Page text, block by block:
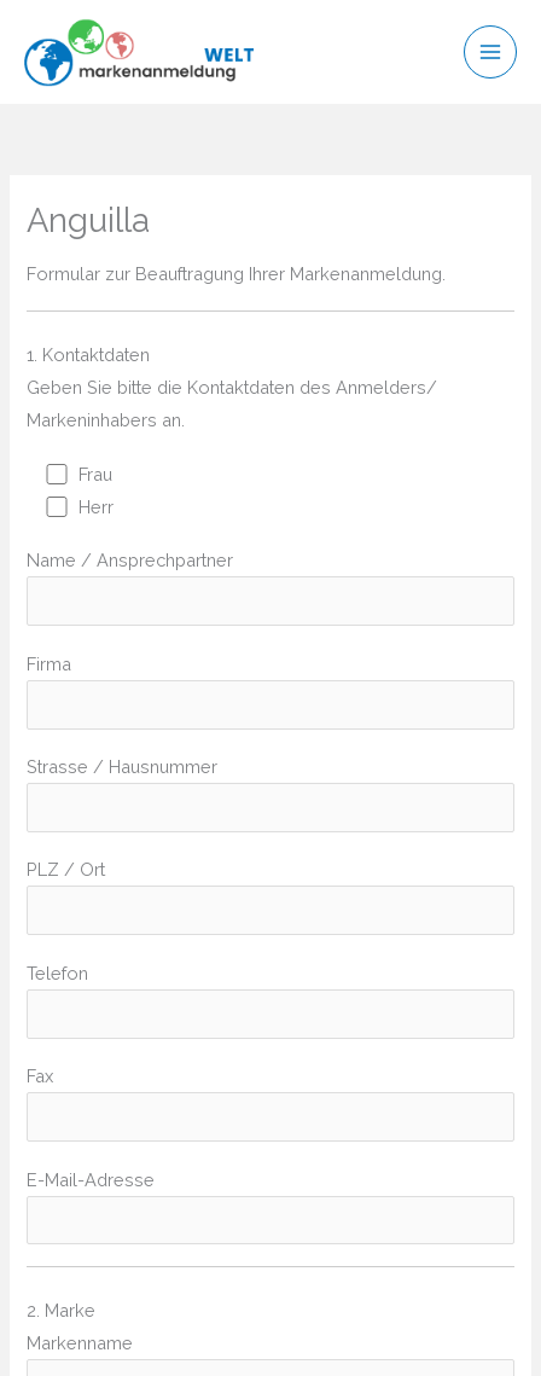
Inhalt
springen
Anguilla
Formular zur Beauftragung Ihrer Markenanmeldung.
1. Kontaktdaten
Geben Sie bitte die Kontaktdaten des Anmelders/
Markeninhabers an.
Frau
Herr
Name / Ansprechpartner
Firma
Strasse / Hausnummer
PLZ / Ort
Telefon
Fax
E-Mail-Adresse
2. Marke
Markenname